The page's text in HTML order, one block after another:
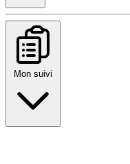
Mon suivi